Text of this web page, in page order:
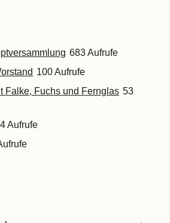
683 Aufrufe
100 Aufrufe
Falke, Fuchs und Fernglas 53
Aufrufe